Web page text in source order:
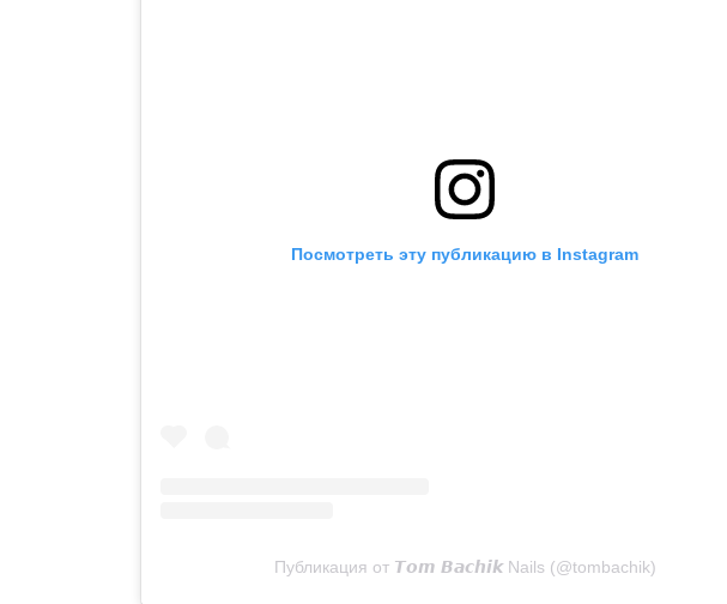
Посмотреть эту публикацию в Instagram
Публикация от 𝙏𝙤𝙢 𝘽𝙖𝙘𝙝𝙞𝙠 Nails (@tombachik)